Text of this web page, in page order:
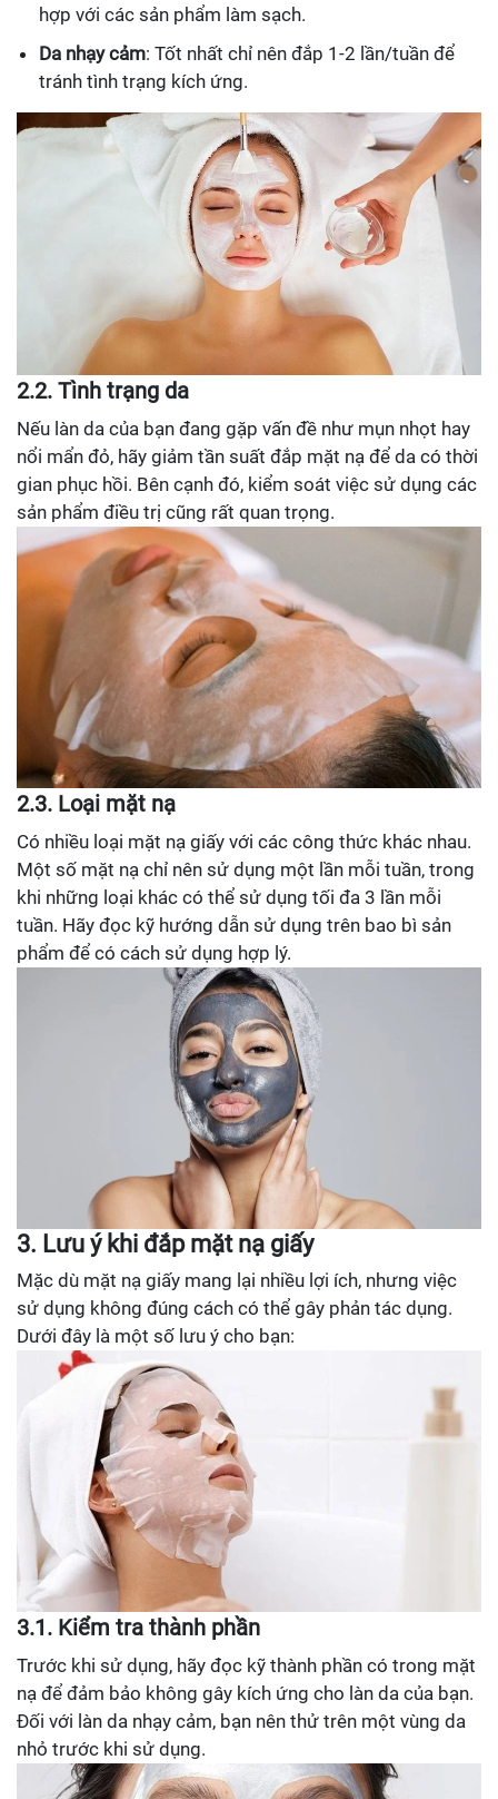
hợp với các sản phẩm làm sạch.
Da nhạy cảm: Tốt nhất chỉ nên đắp 1-2 lần/tuần để
tránh tình trạng kích ứng.
2.2. Tình trạng da
Nếu làn da của bạn đang gặp vấn đề như mụn nhọt hay
nổi mẩn đỏ, hãy giảm tần suất đắp mặt nạ để da có thời
gian phục hồi. Bên cạnh đó, kiểm soát việc sử dụng các
sản phẩm điều trị cũng rất quan trọng.
2.3. Loại mặt nạ
Có nhiều loại mặt nạ giấy với các công thức khác nhau.
Một số mặt nạ chỉ nên sử dụng một lần mỗi tuần, trong
khi những loại khác có thể sử dụng tối đa 3 lần mỗi
tuần. Hãy đọc kỹ hướng dẫn sử dụng trên bao bì sản
phẩm để có cách sử dụng hợp lý.
3. Lưu ý khi đắp mặt nạ giấy
Mặc dù mặt nạ giấy mang lại nhiều lợi ích, nhưng việc
sử dụng không đúng cách có thể gây phản tác dụng.
Dưới đây là một số lưu ý cho bạn:
3.1. Kiểm tra thành phần
Trước khi sử dụng, hãy đọc kỹ thành phần có trong mặt
nạ để đảm bảo không gây kích ứng cho làn da của bạn.
Đối với làn da nhạy cảm, bạn nên thử trên một vùng da
nhỏ trước khi sử dụng.